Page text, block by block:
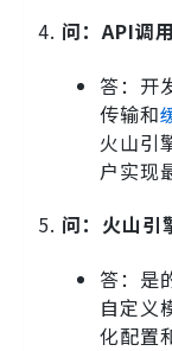
问：API调
答：开
传输和
火山引
户实现
问：火山引
答：是
自定义
化配置